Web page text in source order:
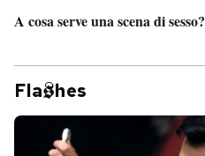
A cosa serve una scena di sesso?
Fla hes